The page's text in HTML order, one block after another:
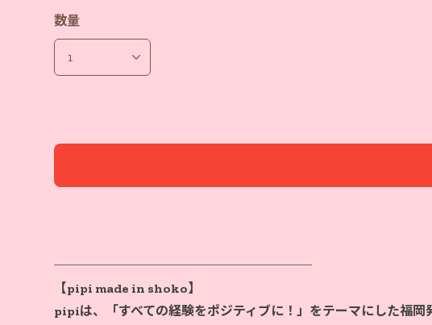
数量
────────────────────
【pipi made in shoko】
pipiは、「すべての経験をポジティブに！」をテーマにした福岡